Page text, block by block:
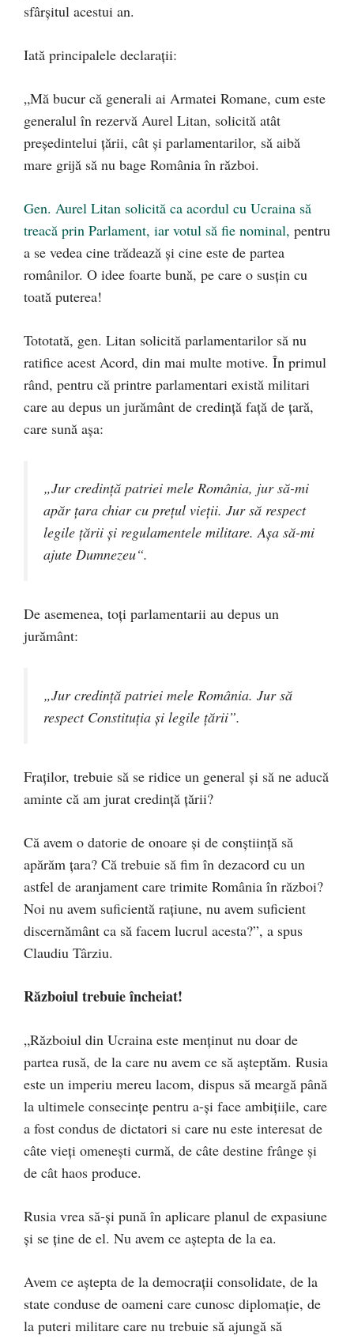
sfârșitul acestui an.
Iată principalele declarații:
„Mă bucur că generali ai Armatei Romane, cum este
generalul în rezervă Aurel Litan, solicită atât
președintelui țării, cât și parlamentarilor, să aibă
mare grijă să nu bage România în război.
Gen. Aurel Litan solicită ca acordul cu Ucraina să
treacă prin Parlament, iar votul să fie nominal, pentru
a se vedea cine trădează și cine este de partea
românilor. O idee foarte bună, pe care o susțin cu
toată puterea!
Tototată, gen. Litan solicită parlamentarilor să nu
ratifice acest Acord, din mai multe motive. În primul
rând, pentru că printre parlamentari există militari
care au depus un jurământ de credință față de țară,
care sună așa:
„Jur credinţă patriei mele România, jur să-mi
apăr ţara chiar cu preţul vieţii. Jur să respect
legile ţării şi regulamentele militare. Aşa să-mi
ajute Dumnezeu“.
De asemenea, toți parlamentarii au depus un
jurământ:
„Jur credinţă patriei mele România. Jur să
respect Constituţia şi legile ţării”.
Fraților, trebuie să se ridice un general și să ne aducă
aminte că am jurat credință țării?
Că avem o datorie de onoare și de conștiință să
apărăm țara? Că trebuie să fim în dezacord cu un
astfel de aranjament care trimite România în război?
Noi nu avem suficientă rațiune, nu avem suficient
discernământ ca să facem lucrul acesta?”, a spus
Claudiu Târziu.
Războiul trebuie încheiat!
„Războiul din Ucraina este menținut nu doar de
partea rusă, de la care nu avem ce să așteptăm. Rusia
este un imperiu mereu lacom, dispus să meargă până
la ultimele consecințe pentru a-și face ambițiile, care
a fost condus de dictatori si care nu este interesat de
câte vieți omenești curmă, de câte destine frânge și
de cât haos produce.
Rusia vrea să-și pună în aplicare planul de expasiune
și se ține de el. Nu avem ce aștepta de la ea.
Avem ce aștepta de la democrații consolidate, de la
state conduse de oameni care cunosc diplomație, de
la puteri militare care nu trebuie să ajungă să